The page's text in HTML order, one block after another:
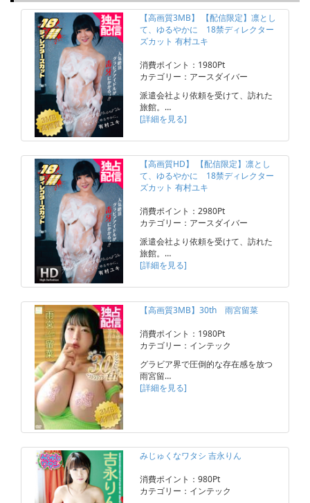
【高画質3MB】 【配信限定】凛とし
て、ゆるやかに 18禁ディレクター
ズカット 有村ユキ
消費ポイント：1980Pt
カテゴリー：アースダイバー
派遣会社より依頼を受けて、訪れた
旅館。…
[詳細を見る]
【高画質HD】 【配信限定】凛とし
て、ゆるやかに 18禁ディレクター
ズカット 有村ユキ
消費ポイント：2980Pt
カテゴリー：アースダイバー
派遣会社より依頼を受けて、訪れた
旅館。…
[詳細を見る]
【高画質3MB】30th 雨宮留菜
消費ポイント：1980Pt
カテゴリー：インテック
グラビア界で圧倒的な存在感を放つ
雨宮留…
[詳細を見る]
みじゅくなワタシ 吉永りん
消費ポイント：980Pt
カテゴリー：インテック